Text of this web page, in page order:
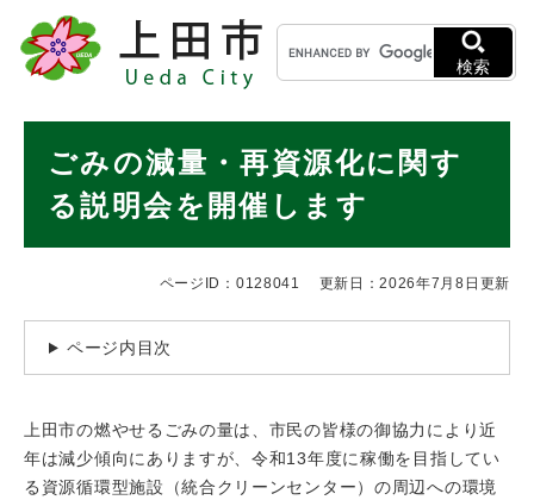
メニューを飛ばして本文へ
キ
ー
ワ
検
検索
ごみの減量・再資源化に関す
る説明会を開催します
ページID：0128041 更新日：2026年7月8日更新
ページ内目次
上田市の燃やせるごみの量は、市民の皆様の御協力により近
年は減少傾向にありますが、令和13年度に稼働を目指してい
る資源循環型施設（統合クリーンセンター）の周辺への環境